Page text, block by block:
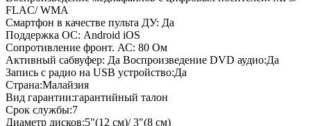
FLAC/ WMA
Смартфон в качестве пульта ДУ: Да
Поддержка ОС: Android iOS
Сопротивление фронт. АС: 80 Ом
Активный сабвуфер: Да Воспроизведение DVD аудио:Да
Запись с радио на USB устройство:Да
Страна:Малайзия
Вид гарантии:гарантийный талон
Срок службы:7
Диаметр дисков:5"(12 см)/ 3"(8 см)